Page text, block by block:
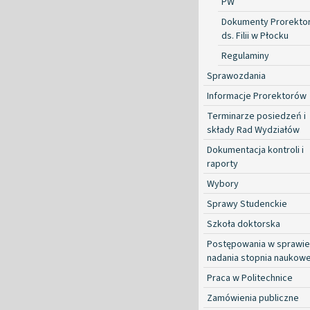
Dokumenty
ds. Filii w Płocku
Regulaminy
Sprawozdania
Informacje Prorektorów
Terminarze posiedzeń i
składy Rad Wydziałów
Dokumentacja kontroli i
raporty
Wybory
Sprawy Studenckie
Szkoła doktorska
Postępowania w sprawie
nadania stopnia
Praca w Politechnice
Zamówienia publiczne